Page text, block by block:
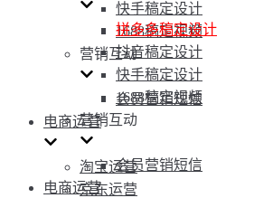
快手稿定设计
1688稿定视频
营销互动
会员营销短信
电商运营
淘宝运营
京东运营
拼多多稿定设计
抖音稿定设计
快手稿定设计
1688稿定视频
营销互动
会员营销短信
电商运营